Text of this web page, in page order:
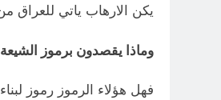
يكن الارهاب ياتي للعراق من
وماذا يقصدون برموز
فهل هؤلاء الرموز رموز